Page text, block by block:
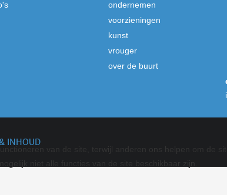
ondernemen
voorzieningen
kunst
vrouger
over de buurt
INHOUD
van de site, terwijl anderen ons helpen om de
niet alle functies van de site beschikbaar zijn.